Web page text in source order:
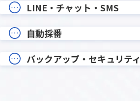
LINE・チャット・SMS
自動採番
バックアップ・セキュリティ